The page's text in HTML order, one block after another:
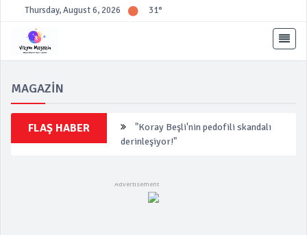
Thursday, August 6, 2026 31°
MAGAZİN
FLAŞ HABER
"Koray Beşli'nin pedofili skandalı
derinleşiyor!"
Operasyon: 7 Gözaltı"